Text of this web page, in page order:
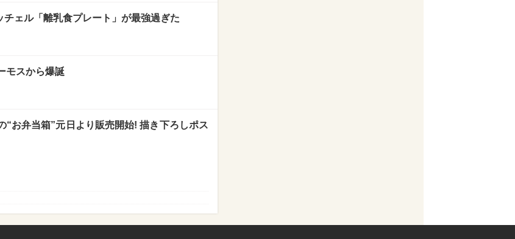
ェル「離乳食プレート」が最強過ぎた
モスから爆誕
“お弁当箱”元日より販売開始! 描き下ろしポス